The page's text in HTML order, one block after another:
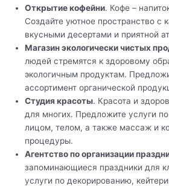
Открытие кофейни. Кофе –
Создайте уютное пространство с
вкусными десертами и приятной
Магазин экологически чистых
людей стремятся к здоровому
экологичным продуктам.
ассортимент органической
Студия красоты. Красота и
для многих. Предложите услуги
лицом, телом, а также массаж и
процедуры.
Агентство по организации
запоминающиеся праздники для
услуги по декорированию,